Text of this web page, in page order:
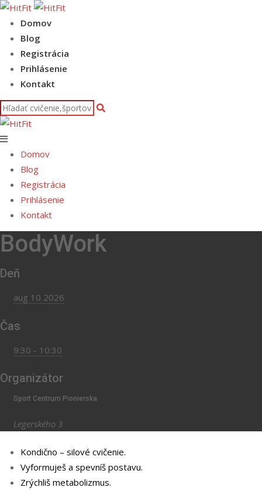
Skip
content
Domov
Blog
Registrácia
Prihlásenie
Kontakt
Domov
Blog
Registrácia
Prihlásenie
Kontakt
BodyWork
Deň
aug 10 2026
Čas
9:30 - 10:30
Organizátor
Sport Centrum Pionierska
Legerského 3
Kondično – silové cvičenie.
Vyformuješ a spevníš postavu.
Zrýchliš metabolizmus.